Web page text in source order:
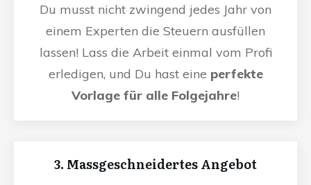
Du musst nicht zwingend jedes Jahr von
einem Experten die Steuern ausfüllen
lassen! Lass die Arbeit einmal vom Profi
erledigen, und Du hast eine perfekte
Vorlage für alle Folgejahre!
3. Massgeschneidertes Angebot